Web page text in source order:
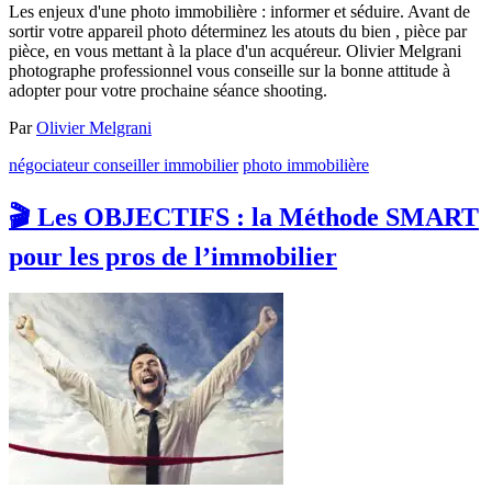
Les enjeux d'une photo immobilière : informer et séduire. Avant de
sortir votre appareil photo déterminez les atouts du bien , pièce par
pièce, en vous mettant à la place d'un acquéreur. Olivier Melgrani
photographe professionnel vous conseille sur la bonne attitude à
adopter pour votre prochaine séance shooting.
ParOlivier Melgrani
négociateur conseiller immobilier photo immobilière
🎬 Les OBJECTIFS : la Méthode SMART
pour les pros de l’immobilier